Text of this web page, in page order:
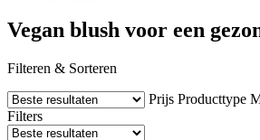
Vegan blush voor een
Filteren & Sorteren
Prijs Producttype
Filters